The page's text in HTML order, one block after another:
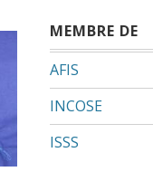
MEMBRE DE
AFIS
INCOSE
ISSS